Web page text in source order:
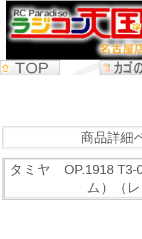
商品詳細
タミヤ OP.1918 T3-
ム）（レ